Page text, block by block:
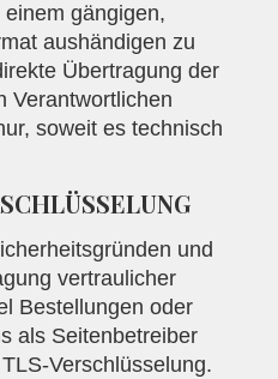
gängigen,
aushändigen zu
Übertragung der
Verantwortlichen
soweit es technisch
und
vertraulicher
Bestellungen oder
als Seitenbetreiber
Verschlüsselung.